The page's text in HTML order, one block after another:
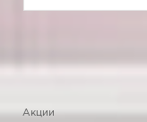
Акции